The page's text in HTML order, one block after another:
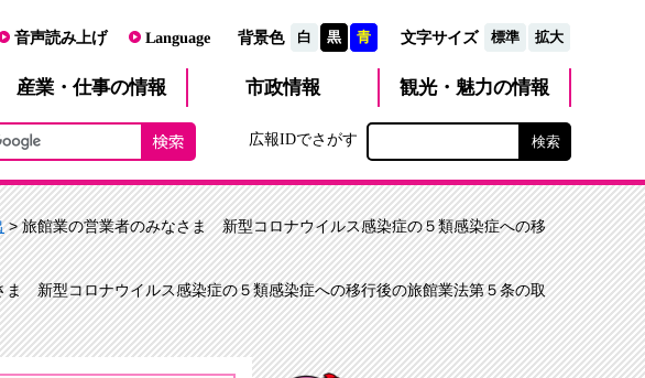
音声読み上げ Language 背景色 白 黒 青 文字サイズ 標準 拡大
産業・仕事の情報 市政情報 観光・魅力の情報
広報IDでさがす
> 旅館業の営業者のみなさま 新型コロナウイルス感染症の５類感染症への移
新型コロナウイルス感染症の５類感染症への移行後の旅館業法第５条の取